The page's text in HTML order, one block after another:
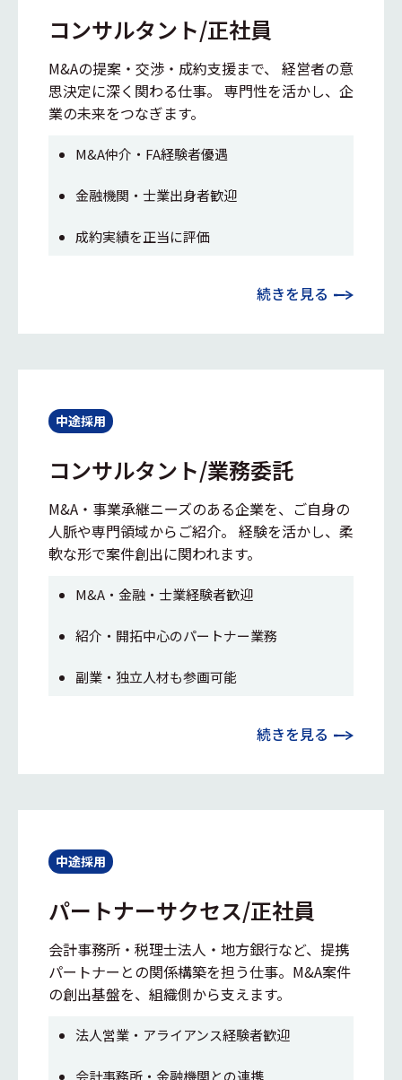
コンサルタント/正社員
M&Aの提案・交渉・成約支援まで、 経営者の意
思決定に深く関わる仕事。 専門性を活かし、企
業の未来をつなぎます。
M&A仲介・FA経験者優遇
金融機関・士業出身者歓迎
成約実績を正当に評価
続きを見る
中途採用
コンサルタント/業務委託
M&A・事業承継ニーズのある企業を、ご自身の
人脈や専門領域からご紹介。 経験を活かし、柔
軟な形で案件創出に関われます。
M&A・金融・士業経験者歓迎
紹介・開拓中心のパートナー業務
副業・独立人材も参画可能
続きを見る
中途採用
パートナーサクセス/正社員
会計事務所・税理士法人・地方銀行など、提携
パートナーとの関係構築を担う仕事。M&A案件
の創出基盤を、組織側から支えます。
法人営業・アライアンス経験者歓迎
会計事務所・金融機関との連携